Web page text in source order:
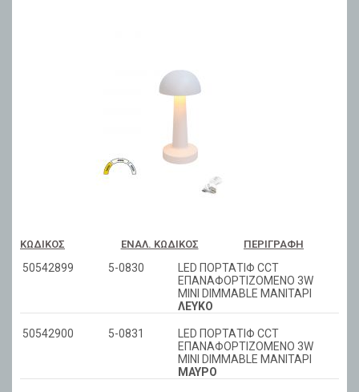
ΚΩΔΙΚΌΣ ΕΝΑΛ. ΚΩΔΙΚΌΣ ΠΕΡΙΓΡΑΦΉ
50542899 5-0830
LED ΠΟΡΤΑΤΙΦ CCT
ΕΠΑΝΑΦΟΡΤΙΖΟΜΕΝΟ 3W
ΜΙΝΙ DIMMABLE ΜΑΝΙΤΑΡΙ
ΛΕΥΚΟ
50542900 5-0831
LED ΠΟΡΤΑΤΙΦ CCT
ΕΠΑΝΑΦΟΡΤΙΖΟΜΕΝΟ 3W
ΜΙΝΙ DIMMABLE ΜΑΝΙΤΑΡΙ
ΜΑΥΡΟ